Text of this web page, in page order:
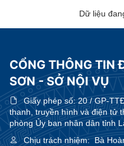
Dữ liệu
CỔNG THÔNG TIN
SƠN - SỞ NỘI VỤ
Giấy phép số:20 / GP-
thanh, truyền hình và điện tử
phòng Ủy ban nhân dân tỉnh
Chịu trách nhiệm:Bà